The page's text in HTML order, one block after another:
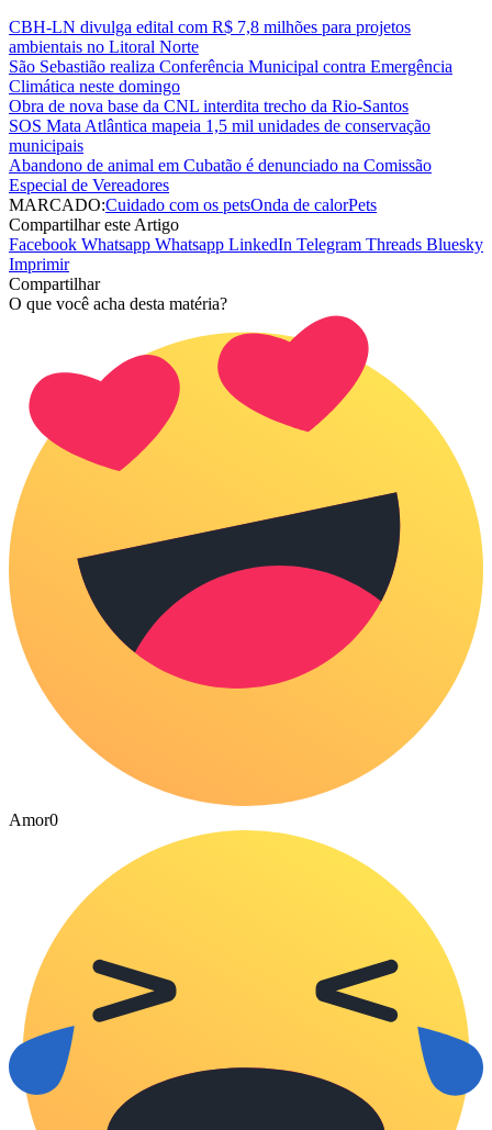
CBH-LN divulga edital com R$ 7,8 milhões para projetos
ambientais no Litoral Norte
São Sebastião realiza Conferência Municipal contra Emergência
Climática neste domingo
Obra de nova base da CNL interdita trecho da Rio-Santos
SOS Mata Atlântica mapeia 1,5 mil unidades de conservação
municipais
Abandono de animal em Cubatão é denunciado na Comissão
Especial de Vereadores
MARCADO:Cuidado com os petsOnda de calorPets
Compartilhar este Artigo
Facebook Whatsapp Whatsapp LinkedIn Telegram Threads Bluesky
Imprimir
Compartilhar
O que você acha desta matéria?
Amor0